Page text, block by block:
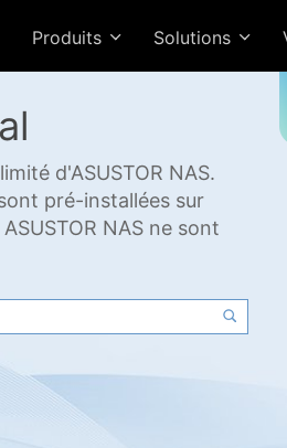
Produits Solutions
d'ASUSTOR NAS.
pré-installées sur
NAS ne sont